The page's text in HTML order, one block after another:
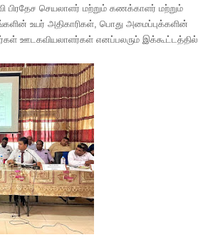
செயலாளர் மற்றும் கணக்காளர் மற்றும்
உயர் அதிகாரிகள், பொது அமைப்புக்களின்
ஊடகவியலாளர்கள் எனப்பலரும் இக்கூட்டத்தில்